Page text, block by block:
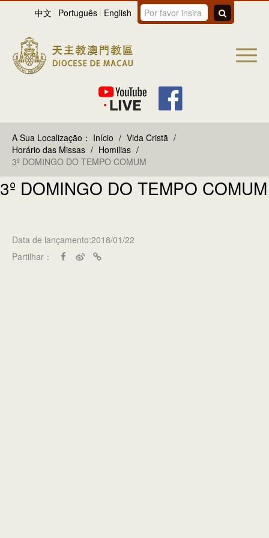
中文 Português English
A Sua Localização： Início / Vida Cristã /
Horário das Missas / Homilias /
3º DOMINGO DO TEMPO COMUM
3º DOMINGO DO TEMPO COMUM
Data de lançamento:2018/01/22
Partilhar：